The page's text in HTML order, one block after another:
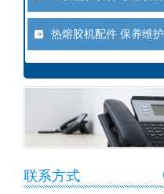
热熔胶机配件 保养维护
联系方式